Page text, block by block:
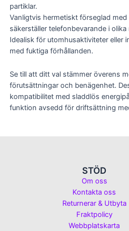
partiklar.
Vanligtvis hermetiskt förseglad
säkerställer telefonbevarande i olika
Idealisk för utomhusaktiviteter eller
med fuktiga förhållanden.
Se till att ditt val stämmer överens
förutsättningar och benägenhet.
kompatibilitet med sladdlös
funktion avsedd för driftsättning
STÖD
Om oss
Kontakta oss
Returnerar & Utbyta
Fraktpolicy
Webbplatskarta